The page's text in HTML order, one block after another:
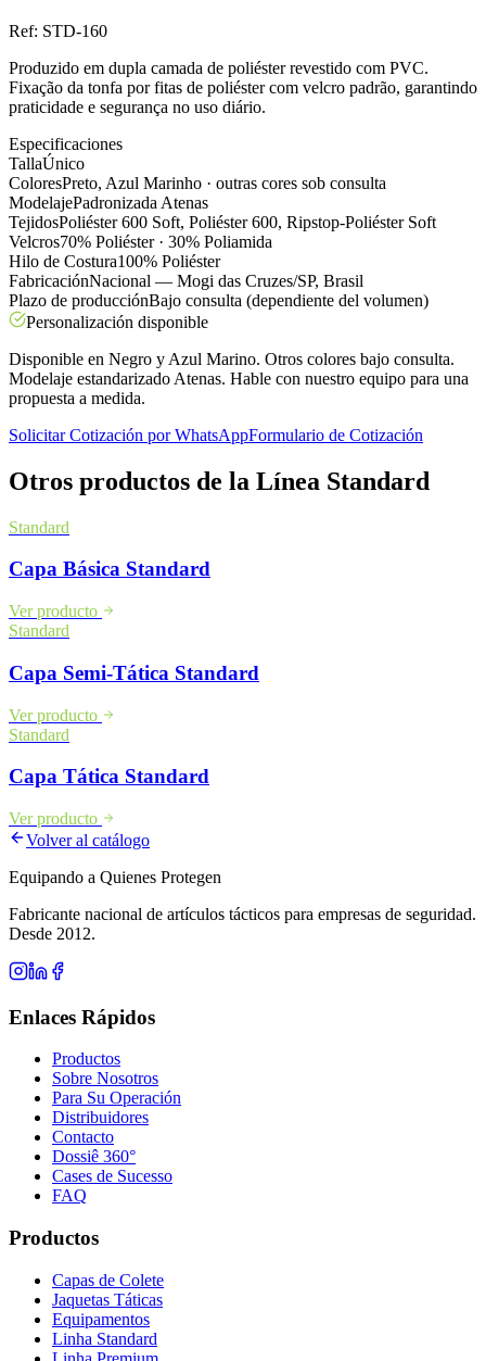
Ref: STD-160
Produzido em dupla camada de poliéster revestido com PVC.
Fixação da tonfa por fitas de poliéster com velcro padrão, garantindo
praticidade e segurança no uso diário.
Especificaciones
TallaÚnico
ColoresPreto, Azul Marinho · outras cores sob consulta
ModelajePadronizada Atenas
TejidosPoliéster 600 Soft, Poliéster 600, Ripstop-Poliéster Soft
Velcros70% Poliéster · 30% Poliamida
Hilo de Costura100% Poliéster
FabricaciónNacional — Mogi das Cruzes/SP, Brasil
Plazo de producciónBajo consulta (dependiente del volumen)
Personalización disponible
Disponible en Negro y Azul Marino. Otros colores bajo consulta.
Modelaje estandarizado Atenas. Hable con nuestro equipo para una
propuesta a medida.
Solicitar Cotización por WhatsAppFormulario de Cotización
Otros productos de la Línea Standard
Standard
Capa Básica Standard
Ver producto
Standard
Capa Semi-Tática Standard
Ver producto
Standard
Capa Tática Standard
Ver producto
Volver al catálogo
Equipando a Quienes Protegen
Fabricante nacional de artículos tácticos para empresas de seguridad.
Desde 2012.
Enlaces Rápidos
Productos
Sobre Nosotros
Para Su Operación
Distribuidores
Contacto
Dossiê 360°
Cases de Sucesso
FAQ
Productos
Capas de Colete
Jaquetas Táticas
Equipamentos
Linha Standard